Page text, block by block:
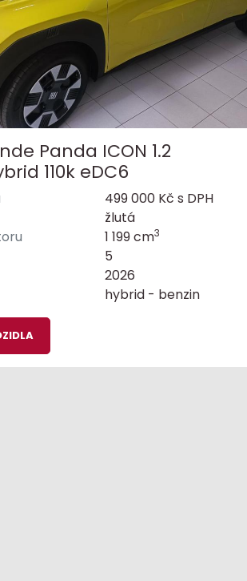
Panda ICON 1.2
110k eDC6
499 000 Kč s DPH
žlutá
1 199 cm3
5
2026
hybrid - benzin